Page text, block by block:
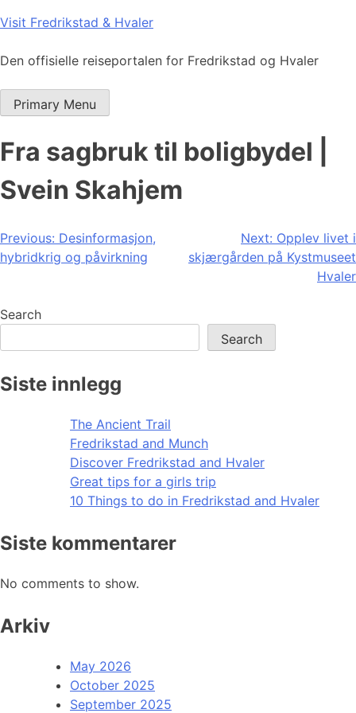
Skip
content
Visit Fredrikstad & Hvaler
Den offisielle reiseportalen for Fredrikstad og Hvaler
Primary Menu
Fra sagbruk til boligbydel |
Svein Skahjem
Post
navigation
Previous: Desinformasjon,
hybridkrig og påvirkning
Next: Opplev livet i
skjærgården på Kystmuseet
Hvaler
Search
Search
Siste innlegg
The Ancient Trail
Fredrikstad and Munch
Discover Fredrikstad and Hvaler
Great tips for a girls trip
10 Things to do in Fredrikstad and Hvaler
Siste kommentarer
No comments to show.
Arkiv
May 2026
October 2025
September 2025